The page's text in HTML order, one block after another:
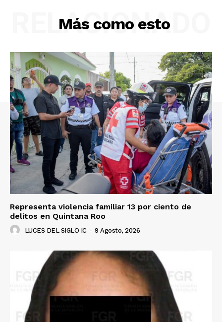
Más como esto
RELACIONADO
Representa violencia familiar 13 por ciento de
delitos en Quintana Roo
LUCES DEL SIGLO IC - 9 Agosto, 2026